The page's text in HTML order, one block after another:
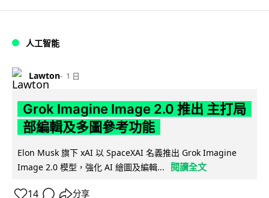
人工智能
Lawton 1 日
Grok Imagine Image 2.0 推出 主打局
部編輯及多圖參考功能
Elon Musk 旗下 xAI 以 SpaceXAI 名義推出 Grok Imagine
Image 2.0 模型，強化 AI 繪圖及編輯...
閱讀全文
14 分享